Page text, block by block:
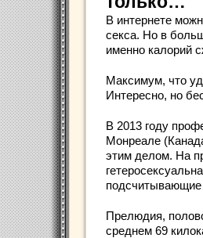
В интернете
секса. Но в
именно калорий
Максимум, что
Интересно, но
В 2013 году
Монреале
этим делом. На
подсчитывающие
Прелюдия,
среднем 69